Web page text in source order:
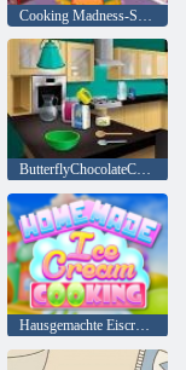
ButterflyChocolateCake: Kochen Mit Emma
Hausgemachte Eiscreme Kochen